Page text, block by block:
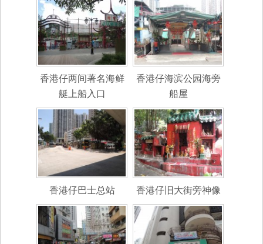
香港仔两间著名海鲜
艇上船入口
香港仔海滨公园海旁
船屋
香港仔巴士总站 香港仔旧大街旁神像